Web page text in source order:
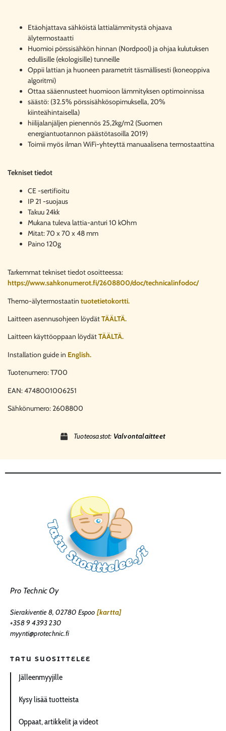
Etäohjattava sähköistä lattialämmitystä ohjaava
älytermostaatti
Huomioi pörssisähkön hinnan (Nordpool) ja ohjaa kulutuksen
edullisille (ekologisille) tunneille
Oppii lattian ja huoneen parametrit täsmällisesti (koneoppiva
algoritmi)
Ottaa sääennusteet huomioon lämmityksen optimoinnissa
säästö: (32.5% pörssisähkösopimuksella, 20%
kiinteähintaisella)
hiilijalanjäljen pienennös 25,2kg/m2 (Suomen
energiantuotannon päästötasoilla 2019)
Toimii myös ilman WiFi-yhteyttä manuaalisena termostaattina
Tekniset tiedot
CE -sertifioitu
IP 21 -suojaus
Takuu 24kk
Mukana tuleva lattia-anturi 10 kOhm
Mitat: 70 x 70 x 48 mm
Paino 120g
Tarkemmat tekniset tiedot osoitteessa:
https://www.sahkonumerot.fi/2608800/doc/technicalinfodoc/
Themo-älytermostaatin tuotetietokortti.
Laitteen asennusohjeen löydätTÄÄLTÄ.
Laitteen käyttöoppaan löydätTÄÄLTÄ.
Installation guide in English.
Tuotenumero: T700
EAN: 4748001006251
Sähkönumero: 2608800
Tuoteosastot: Valvontalaitteet
Pro Technic Oy
Sierakiventie 8, 02780 Espoo [kartta]
+358 9 4393 230
myynti@protechnic.fi
TATU SUOSITTELEE
Jälleenmyyjille
Kysy lisää tuotteista
Oppaat, artikkelit ja videot